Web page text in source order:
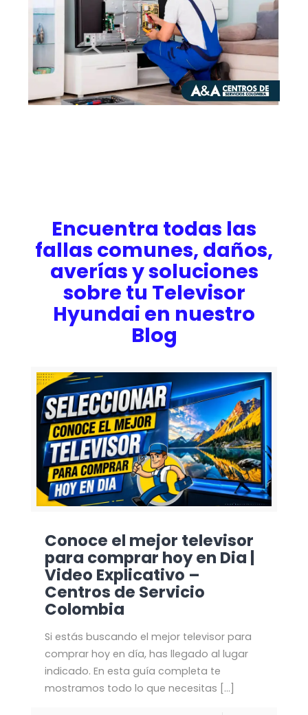
Encuentra todas las
fallas comunes, daños,
averías y soluciones
sobre tu Televisor
Hyundai en nuestro
Blog
Conoce el mejor televisor
para comprar hoy en Dia |
Video Explicativo –
Centros de Servicio
Colombia
Si estás buscando el mejor televisor para
comprar hoy en día, has llegado al lugar
indicado. En esta guía completa te
mostramos todo lo que necesitas […]